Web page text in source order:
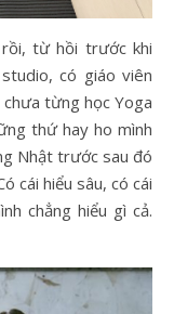
rồi, từ hồi trước khi
có giáo viên
từng học Yoga
thứ hay ho mình
Nhật trước sau đó
cái hiểu sâu, có cái
chẳng hiểu gì cả.